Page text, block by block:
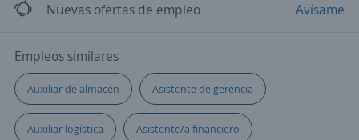
Nuevas ofertas de empleo Avísame
Empleos similares
Auxiliar de almacén Asistente de gerencia
Auxiliar logística Asistente/a financiero